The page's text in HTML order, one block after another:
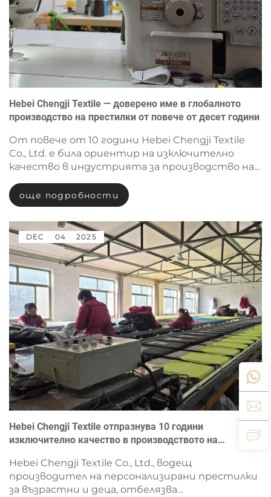
Hebei Chengji Textile — доверено име в глобалното
производство на престилки от повече от десет години
От повече от 10 години Hebei Chengji Textile
Co., Ltd. е била ориентир на изключително
качество в индустрията за производство на
персонализирани продукти на клиенти по
целия свят. Това, което започна като Jinzhou
Furuite Trading Co., Ltd. през 201...
още подробности
DEC 04 2025
Hebei Chengji Textile отпразнува 10 години
изключително качество в производството на
Hebei Chengji Textile Co., Ltd., водещ
производител на персонализирани престилки
за възрастни и деца, отбелязва